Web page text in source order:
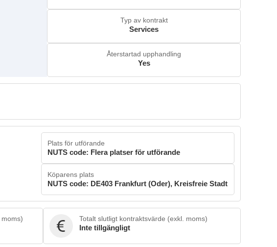
Typ av kontrakt
Services
Återstartad upphandling
Yes
Plats för utförande
NUTS code: Flera platser för utförande
Köparens plats
NUTS code: DE403 Frankfurt (Oder), Kreisfreie Stadt
Totalt slutligt kontraktsvärde (exkl. moms)
Inte tillgängligt